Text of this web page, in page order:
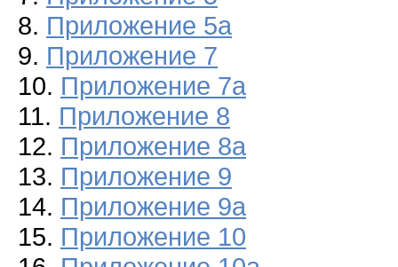
8. Приложение 5а
9. Приложение 7
10. Приложение 7а
11. Приложение 8
12. Приложение 8а
13. Приложение 9
14. Приложение 9а
15. Приложение 10